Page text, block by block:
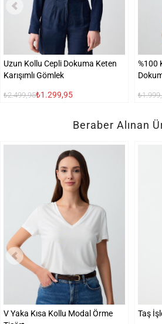
Uzun Kollu Cepli Dokuma Keten
Karışımlı Gömlek
₺2.499,95₺1.299,95
%100
Beraber Alınan
V Yaka Kısa Kollu Modal Örme
Taş